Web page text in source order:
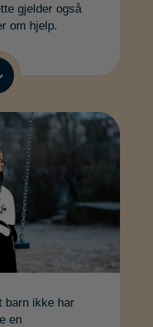
gjelder også
om hjelp.
til neste
barn ikke har
en